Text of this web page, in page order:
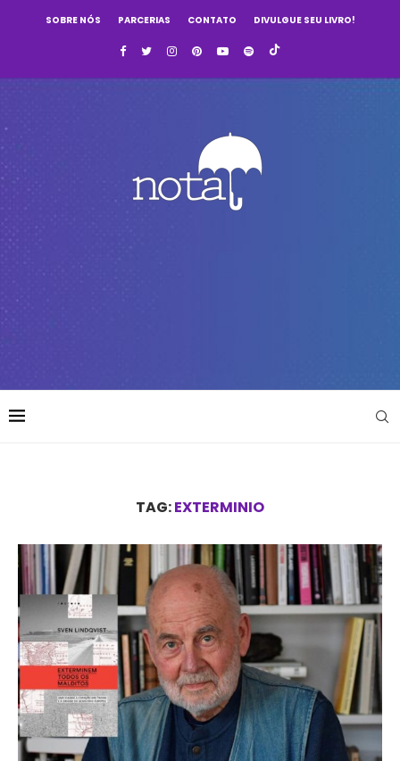
SOBRE NÓS PARCERIAS CONTATO DIVULGUE SEU LIVRO!
TAG:EXTERMINIO